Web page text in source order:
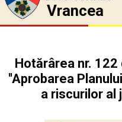
Vrancea
Hotărârea nr.
''Aprobarea
a riscurilor al